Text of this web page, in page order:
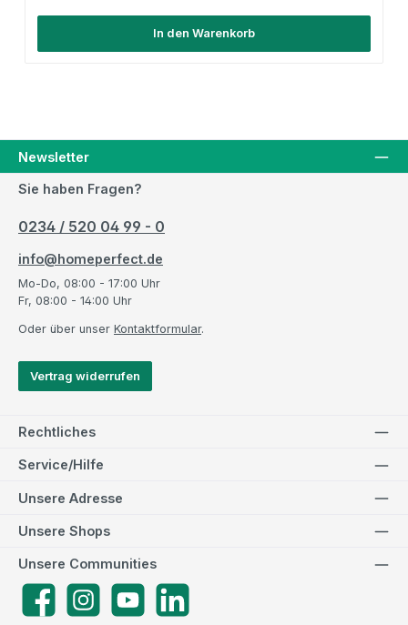
In den Warenkorb
Newsletter
Sie haben Fragen?
0234 / 520 04 99 - 0
info@homeperfect.de
Mo-Do, 08:00 - 17:00 Uhr
Fr, 08:00 - 14:00 Uhr
Oder über unser Kontaktformular.
Vertrag widerrufen
Rechtliches
Service/Hilfe
Unsere Adresse
Unsere Communities
FacebookInstagramYouTube
Unsere Shops